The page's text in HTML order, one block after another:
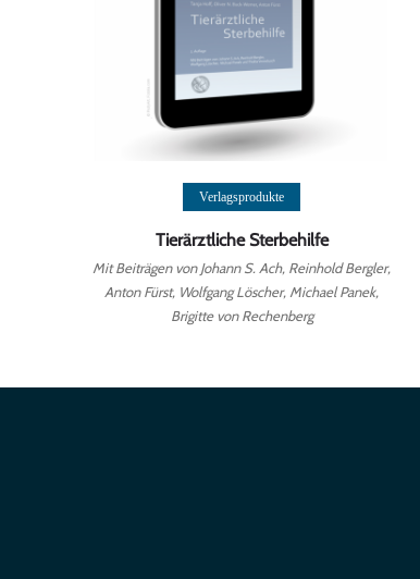
Weiterlesen
Verlagsprodukte
Tierärztliche Sterbehilfe
Mit Beiträgen von Johann S. Ach, Reinhold Bergler,
Anton Fürst, Wolfgang Löscher, Michael Panek,
Brigitte von Rechenberg